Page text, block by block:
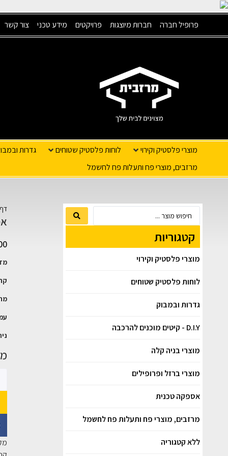
פרופיל חברה חברות מיוצגות פרויקטים מידע טכני צור קשר
מוצרי פלסטיק וקירוי לוחות פלסטיק שטוחים גדרות
מרזבים, מוצרי פח ותעלות פח לחשמל
קטגוריות
מוצרי פלסטיק וקירוי
לוחות פלסטיק שטוחים
גדרות ובמבוק
D.I.Y - קיטים מוכנים להרכבה
מוצרי בניה קלה
מוצרי ברזל ופרופילים
אספקה טכנית
מרזבים, מוצרי פח ותעלות פח לחשמל
ללא קטגוריה